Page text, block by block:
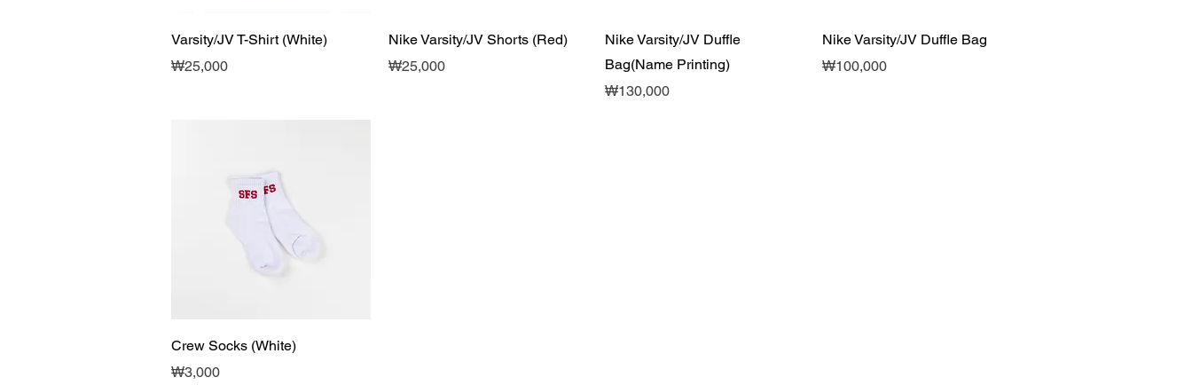
제품보기
Varsity/JV T-Shirt (White)
가격
₩25,000
제품보기
Nike Varsity/JV Shorts (Red)
가격
₩25,000
제품보기
Nike Varsity/JV Duffle
Bag(Name Printing)
가격
₩130,000
제품보기
Nike Varsity/JV Duffle Bag
가격
₩100,000
제품보기
Crew Socks (White)
가격
₩3,000